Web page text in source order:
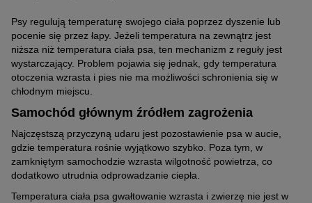
Psy regulują temperaturę swojego ciała poprzez dyszenie lub
pocenie się przez łapy. Jeżeli temperatura na zewnątrz jest
niższa niż temperatura ciała psa, ten mechanizm z reguły jest
wystarczający. Problem pojawia się jednak, gdy temperatura
otoczenia wzrasta i pies nie ma możliwości schronienia się w
chłodnym miejscu.
Samochód głównym źródłem zagrożenia
Najczęstszą przyczyną udaru jest pozostawienie psa w aucie,
gdzie temperatura rośnie wyjątkowo szybko. Poza tym, w
zamkniętym samochodzie wzrasta wilgotność powietrza, co
dodatkowo utrudnia odprowadzanie ciepła.
Temperatura ciała psa gwałtowanie wzrasta i zwierzę nie jest w